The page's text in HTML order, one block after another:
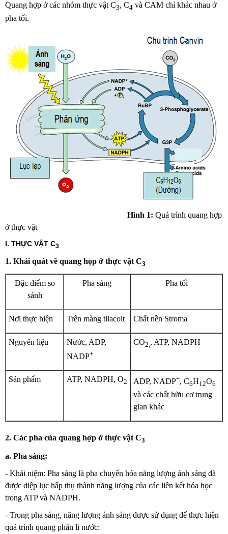
Quang hợp ở các nhóm thực vật C3, C4 và CAM chỉ khác nhau ở
pha tối.
Hình 1: Quá trình quang hợp
ở thực vật
I. THỰC VẬT C3
1. Khái quát về quang họp ở thực vật C3
Đặc điểm so
sánh
Pha sáng Pha tối
Nơi thực hiện Trên màng tilacoit Chất nền Stroma
Nguyên liệu
Nước, ADP,
NADP+
CO2,, ATP, NADPH
Sản phẩm ATP, NADPH, O2 ADP, NADP+, C6H12O6
và các chất hữu cơ trung
gian khác
2. Các pha của quang hợp ở thực vật C3
a. Pha sáng:
- Khái niệm: Pha sáng là pha chuyển hóa năng lượng ánh sáng đã
được diệp lục hấp thụ thành năng lượng của các liên kết hóa học
trong ATP và NADPH.
- Trong pha sáng, năng lượng ánh sáng được sử dụng để thực hiện
quá trình quang phân li nước: